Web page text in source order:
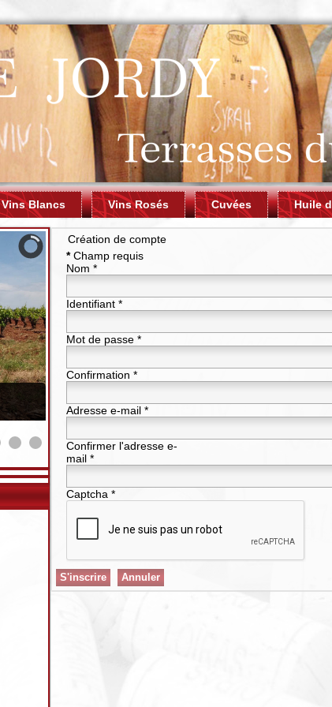
Vins Blancs Vins Rosés Cuvées Huile
Création de compte
*Champ requis
Nom *
Identifiant*
Mot de passe*
Confirmation *
Adresse e-mail*
Confirmer l'adresse e-
mail*
Captcha *
S'inscrire Annuler